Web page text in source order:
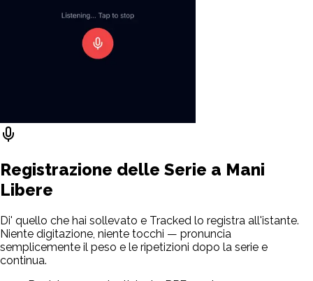
Registrazione delle Serie a Mani
Libere
Di' quello che hai sollevato e Tracked lo registra all'istante.
Niente digitazione, niente tocchi — pronuncia
semplicemente il peso e le ripetizioni dopo la serie e
continua.